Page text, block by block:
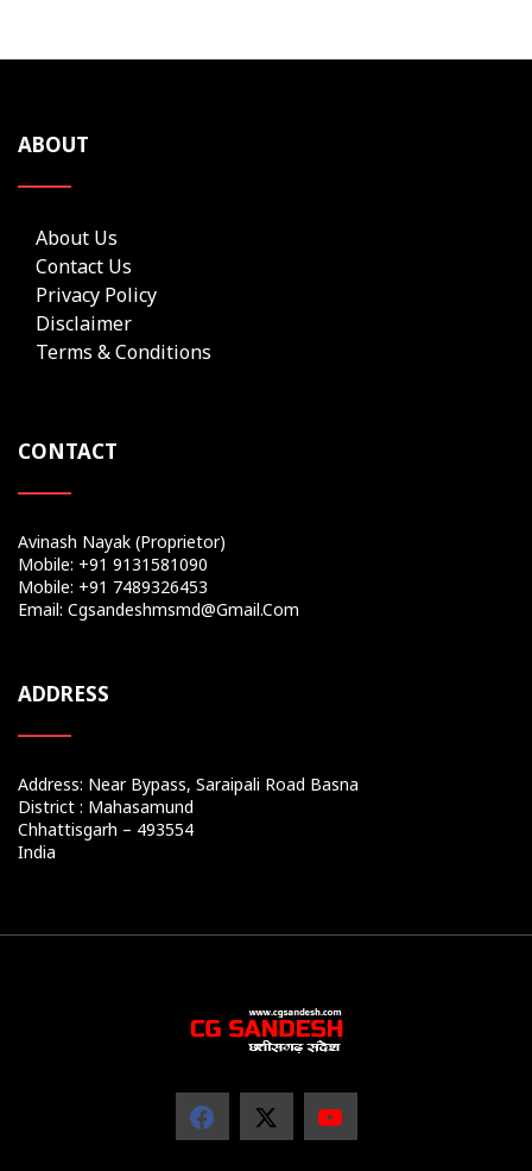
ABOUT
About Us
Contact Us
Privacy Policy
Disclaimer
Terms & Conditions
CONTACT
Avinash Nayak (Proprietor)
Mobile: +91 9131581090
Mobile: +91 7489326453
Email: Cgsandeshmsmd@gmail.com
ADDRESS
Address: Near Bypass, Saraipali Road Basna
District : Mahasamund
Chhattisgarh – 493554
India